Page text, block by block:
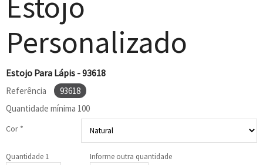
Personalizado
Estojo Para Lápis - 93618
Referência
93618
Quantidade mínima 100
Cor *
Quantidade 1
Informe outra quantidade